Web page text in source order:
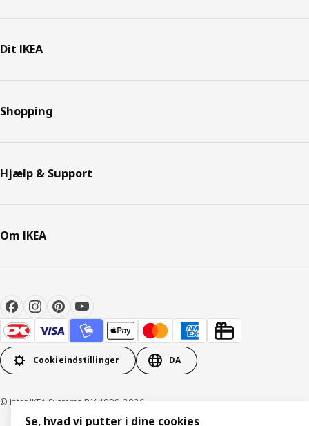
Dit IKEA
Shopping
Hjælp & Support
Om IKEA
Cookieindstillinger DA
© Inter IKEA Systems B.V. 1999-2026
Se, hvad vi putter i dine cookies